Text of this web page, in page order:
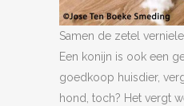
Samen de zetel
Een konijn is ook een
goedkoop huisdier,
hond, toch? Het vergt